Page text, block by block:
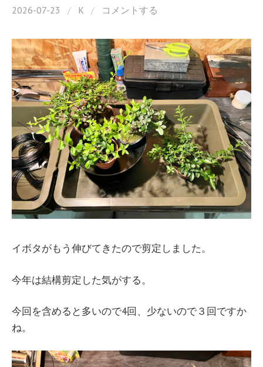
2026-07-23 / K / コメントする
イボタがもう伸びてきたので剪定しました。
今年は結構剪定した気がする。
今回を含めると多いので4回、少ないので３回ですか
ね。